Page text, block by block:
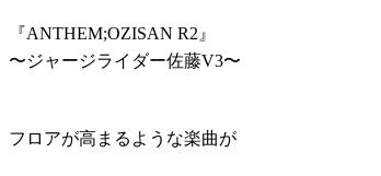
『ANTHEM;OZISAN R2』
〜ジャージライダー佐藤V3〜
フロアが高まるような楽曲が